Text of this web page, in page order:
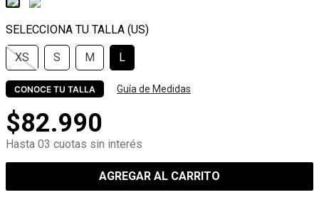
XS S M L
CONOCE TU TALLA Guía de Medidas
$82.990
Hasta 03 cuotas sin interés
AGREGAR AL CARRITO